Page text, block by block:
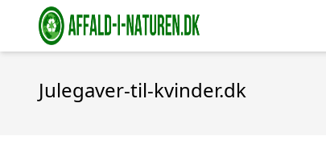
Julegaver-til-kvinder.dk